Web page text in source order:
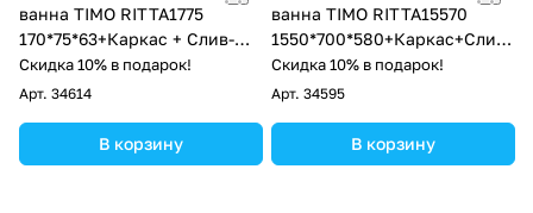
ванна TIMO RITTA1775
170*75*63+Каркас + Слив-
перелив+Фронтальная
панель
Скидка 10% в подарок!
Арт. 34614
В корзину
ванна TIMO RITTA15570
1550*700*580+Каркас+Слив-
перелив
Скидка 10% в подарок!
Арт. 34595
В корзину